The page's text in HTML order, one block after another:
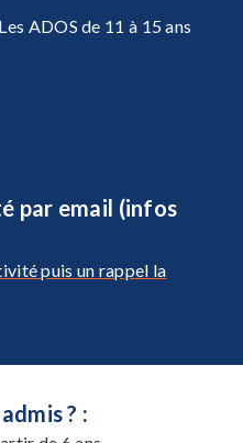
ADOS de 11 à 15 ans
par email (infos
puis un rappel la
? :